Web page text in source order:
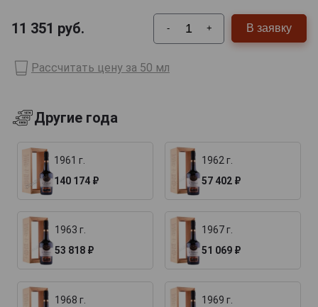
11 351 руб. - + В заявку
Рассчитать цену за 50 мл
Другие года
1961 г.
140 174 ₽
1962 г.
57 402 ₽
1963 г.
53 818 ₽
1967 г.
51 069 ₽
1968 г.
1969 г.